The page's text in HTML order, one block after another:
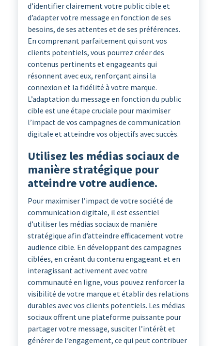
d’identifier clairement votre public cible et
d’adapter votre message en fonction de ses
besoins, de ses attentes et de ses préférences.
En comprenant parfaitement qui sont vos
clients potentiels, vous pourrez créer des
contenus pertinents et engageants qui
résonnent avec eux, renforçant ainsi la
connexion et la fidélité à votre marque.
L’adaptation du message en fonction du public
cible est une étape cruciale pour maximiser
l’impact de vos campagnes de communication
digitale et atteindre vos objectifs avec succès.
Utilisez les médias sociaux de
manière stratégique pour
atteindre votre audience.
Pour maximiser l’impact de votre société de
communication digitale, il est essentiel
d’utiliser les médias sociaux de manière
stratégique afin d’atteindre efficacement votre
audience cible. En développant des campagnes
ciblées, en créant du contenu engageant et en
interagissant activement avec votre
communauté en ligne, vous pouvez renforcer la
visibilité de votre marque et établir des relations
durables avec vos clients potentiels. Les médias
sociaux offrent une plateforme puissante pour
partager votre message, susciter l’intérêt et
générer de l’engagement, ce qui peut contribuer